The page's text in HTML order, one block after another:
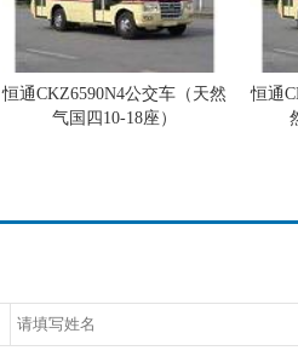
恒通CKZ6590N4公交车（天然
气国四10-18座）
恒通